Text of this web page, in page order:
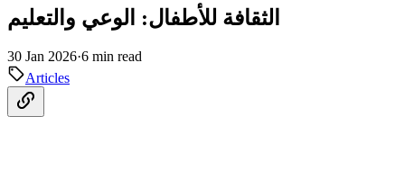
الثقافة للأطفال: الوعي والتعليم
30 Jan 2026·6 min read
Articles